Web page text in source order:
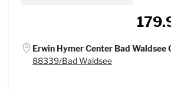
Erwin Hymer Center Bad Waldsee
88339/Bad Waldsee